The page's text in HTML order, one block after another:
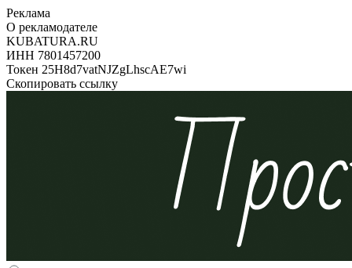
Реклама
О рекламодателе
KUBATURA.RU
ИНН 7801457200
Токен 25H8d7vatNJZgLhscAE7wi
Скопировать ссылку